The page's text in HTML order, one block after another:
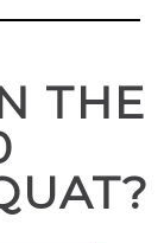
THE